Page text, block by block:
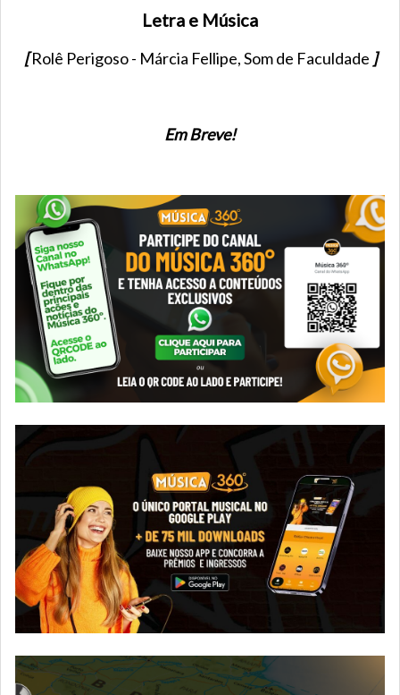
Letra e Música
[Rolê Perigoso - Márcia Fellipe, Som de Faculdade ]
Em Breve!